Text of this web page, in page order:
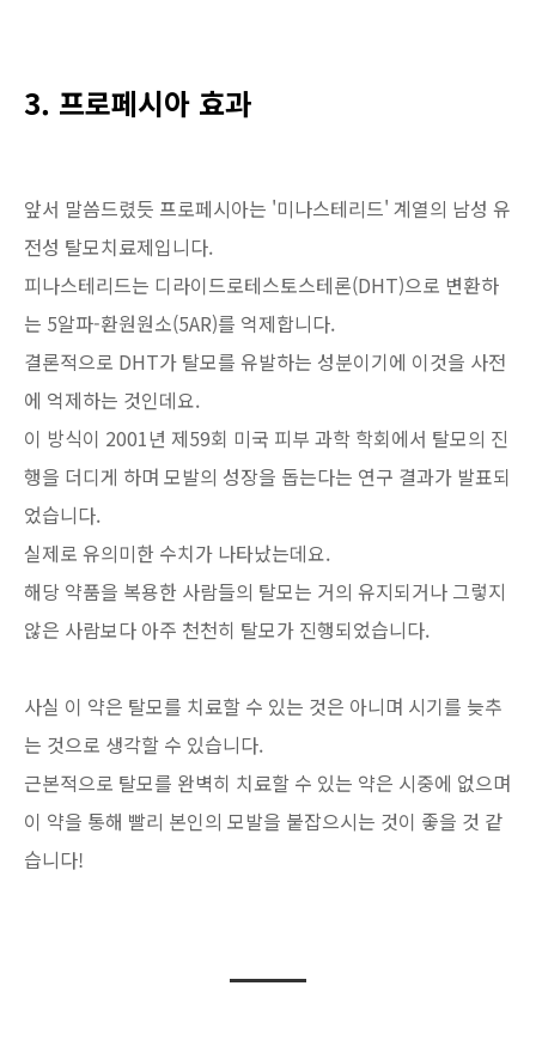
3. 프로페시아 효과
앞서 말씀드렸듯 프로페시아는 '미나스테리드' 계열의 남성 유
전성 탈모치료제입니다.
피나스테리드는 디라이드로테스토스테론(DHT)으로 변환하
는 5알파-환원원소(5AR)를 억제합니다.
결론적으로 DHT가 탈모를 유발하는 성분이기에 이것을 사전
에 억제하는 것인데요.
이 방식이 2001년 제59회 미국 피부 과학 학회에서 탈모의 진
행을 더디게 하며 모발의 성장을 돕는다는 연구 결과가 발표되
었습니다.
실제로 유의미한 수치가 나타났는데요.
해당 약품을 복용한 사람들의 탈모는 거의 유지되거나 그렇지
않은 사람보다 아주 천천히 탈모가 진행되었습니다.
사실 이 약은 탈모를 치료할 수 있는 것은 아니며 시기를 늦추
는 것으로 생각할 수 있습니다.
근본적으로 탈모를 완벽히 치료할 수 있는 약은 시중에 없으며
이 약을 통해 빨리 본인의 모발을 붙잡으시는 것이 좋을 것 같
습니다!